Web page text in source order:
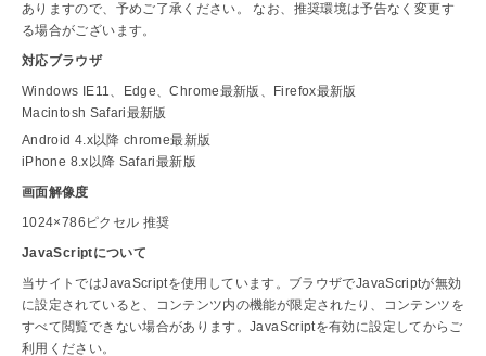
ありますので、予めご了承ください。 なお、推奨環境は予告なく変更す
る場合がございます。
対応ブラウザ
Windows IE11、Edge、Chrome最新版、Firefox最新版
Macintosh Safari最新版
Android 4.x以降 chrome最新版
iPhone 8.x以降 Safari最新版
画面解像度
1024×786ピクセル 推奨
JavaScriptについて
当サイトではJavaScriptを使用しています。ブラウザでJavaScriptが無効
に設定されていると、コンテンツ内の機能が限定されたり、コンテンツを
すべて閲覧できない場合があります。JavaScriptを有効に設定してからご
利用ください。